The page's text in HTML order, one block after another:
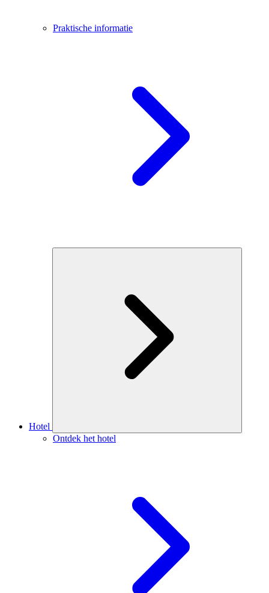
Praktische informatie
Hotel
Ontdek het hotel